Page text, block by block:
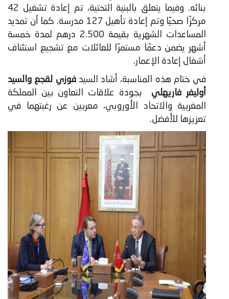
بنائه. وفيما يتعلق بالبنية التحتية، تم إعادة تشغيل 42
مركزًا صحيًا وتم إعادة تأهيل 127 مدرسة. كما أن تمديد
المساعدات الشهرية بقيمة 2.500 درهم لمدة خمسة
أشهر يضمن دعمًا مستمرًا للعائلات مع تشجيع استئناف
أشغال إعادة الإعمار.
في ختام هذه المناسبة، أشاد السيدفوزي لقجع والسيد
أوليفر فاريهلي بجودة علاقات التعاون بين المملكة
المغربية والاتحاد الأوروبي، معربين عن رغبتهما في
تعزيزها للأفضل.